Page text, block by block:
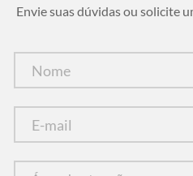
Envie suas dúvidas ou solicite